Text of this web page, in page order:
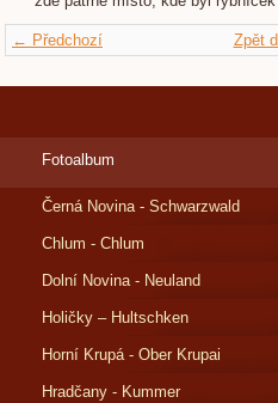
← Předchozí Zpět
Fotoalbum
Černá Novina - Schwarzwald
Chlum - Chlum
Dolní Novina - Neuland
Holičky – Hultschken
Horní Krupá - Ober Krupai
Hradčany - Kummer